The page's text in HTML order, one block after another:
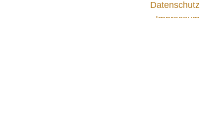
Datenschutz
Impressum